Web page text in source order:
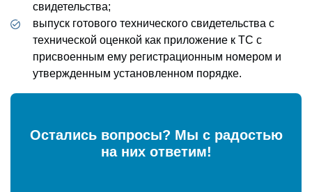
свидетельства;
выпуск готового технического свидетельства с
технической оценкой как приложение к ТС с
присвоенным ему регистрационным номером и
утвержденным установленном порядке.
Остались вопросы? Мы с радостью
на них ответим!